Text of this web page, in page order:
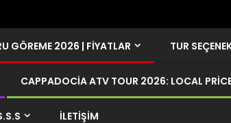
GÖREME 2026 | FIYATLAR TUR
CAPPADOCIA ATV TOUR 2026: LOCAL
İLETIŞIM